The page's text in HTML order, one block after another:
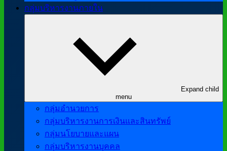
กลุ่มบริหารงานภายใน
Expand child
menu
กลุ่มอำนวยการ
กลุ่มบริหารงานการเงินและสินทรัพย์
กลุ่มนโยบายและแผน
กลุ่มบริหารงานบุคคล